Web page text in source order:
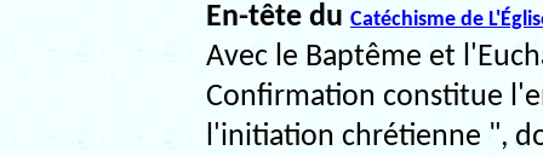
En-tête du Catéchisme de
Avec le Baptême et
Confirmation constitue
l'initiation chrétienne ",